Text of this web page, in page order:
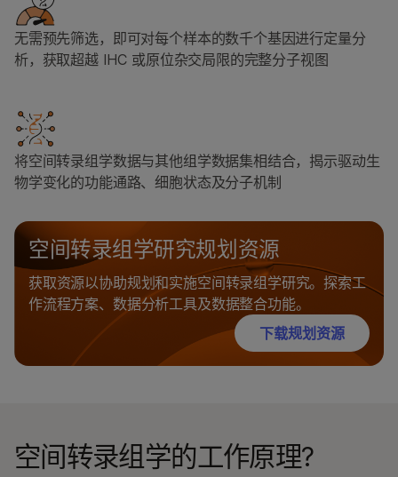
无需预先筛选，即可对每个样本的数千个基因进行定量分
析，获取超越 IHC 或原位杂交局限的完整分子视图
将空间转录组学数据与其他组学数据集相结合，揭示驱动生
物学变化的功能通路、细胞状态及分子机制
空间转录组学研究规划资源
获取资源以协助规划和实施空间转录组学研究。探索工
作流程方案、数据分析工具及数据整合功能。
下载规划资源
空间转录组学的工作原理?